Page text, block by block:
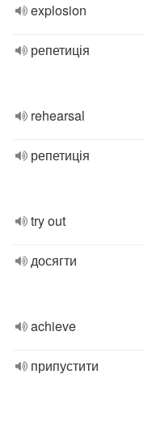
explosion
репетиція
rehearsal
репетиція
try out
досягти
achieve
припустити